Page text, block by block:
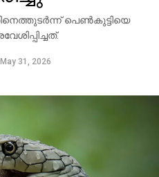
പെണ്‍കുട്ടിയെ
May 31, 2026